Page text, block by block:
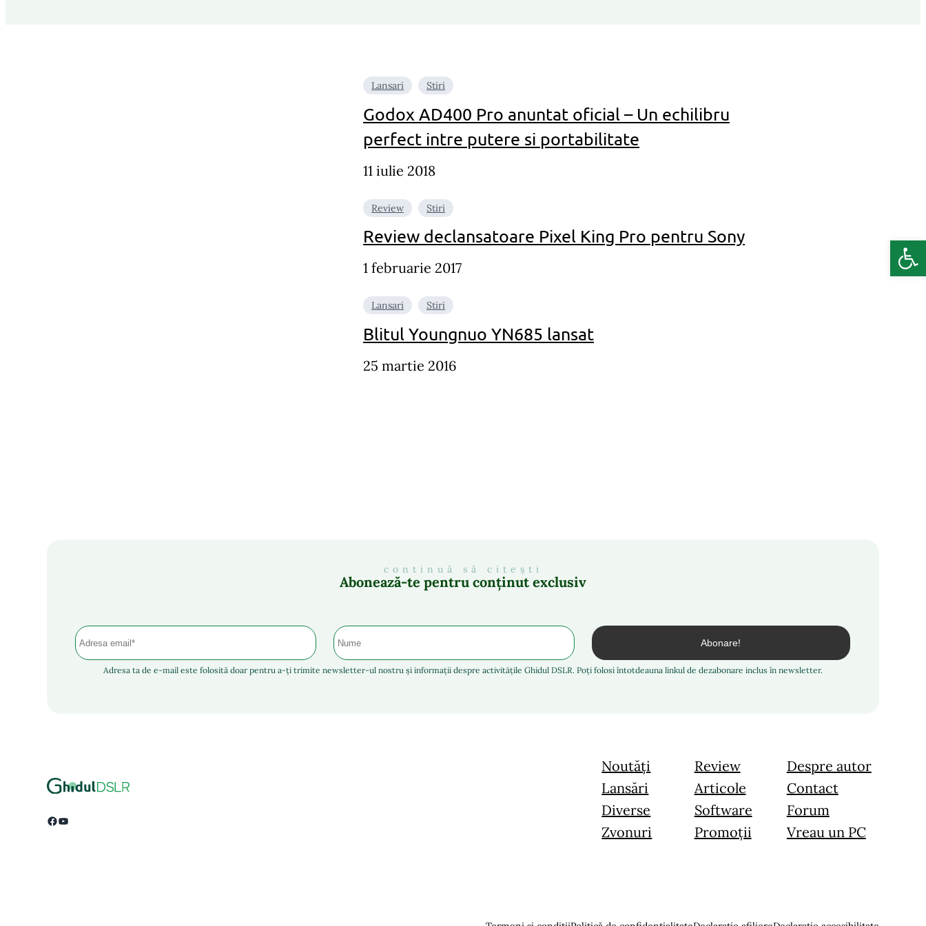
Lansari Stiri
Godox AD400 Pro anuntat oficial – Un echilibru
perfect intre putere si portabilitate
11 iulie 2018
Review Stiri
Review declansatoare Pixel King Pro pentru Sony
1 februarie 2017
Lansari Stiri
Blitul Youngnuo YN685 lansat
25 martie 2016
continuă să citești
Abonează-te pentru conținut exclusiv
Adresa ta de e-mail este folosită doar pentru a-ți trimite newsletter-ul nostru și informații despre activitățile Ghidul DSLR. Poți folosi întotdeauna linkul de dezabonare inclus în newsletter.
Facebook YouTube
Noutăți
Lansări
Diverse
Zvonuri
Review
Articole
Software
Promoții
Despre autor
Contact
Forum
Vreau un PC